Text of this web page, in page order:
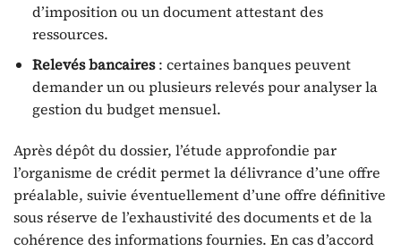
d’imposition ou un document attestant des
ressources.
Relevés bancaires: certaines banques peuvent
demander un ou plusieurs relevés pour analyser la
gestion du budget mensuel.
Après dépôt du dossier, l’étude approfondie par
l’organisme de crédit permet la délivrance d’une offre
préalable, suivie éventuellement d’une offre définitive
sous réserve de l’exhaustivité des documents et de la
cohérence des informations fournies. En cas d’accord